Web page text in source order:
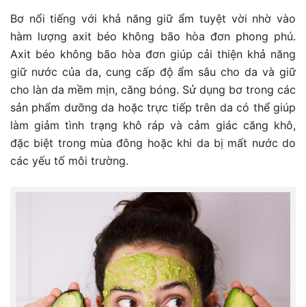
Bơ nổi tiếng với khả năng giữ ẩm tuyệt vời nhờ vào
hàm lượng axit béo không bão hòa đơn phong phú.
Axit béo không bão hòa đơn giúp cải thiện khả năng
giữ nước của da, cung cấp độ ẩm sâu cho da và giữ
cho làn da mềm mịn, căng bóng. Sử dụng bơ trong các
sản phẩm dưỡng da hoặc trực tiếp trên da có thể giúp
làm giảm tình trạng khô ráp và cảm giác căng khô,
đặc biệt trong mùa đông hoặc khi da bị mất nước do
các yếu tố môi trường.